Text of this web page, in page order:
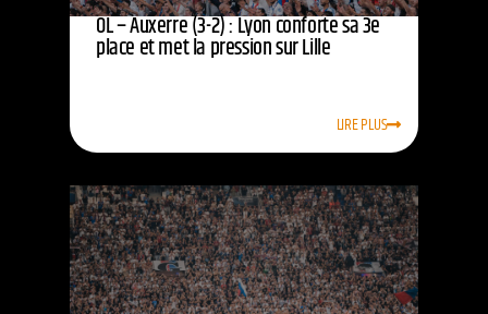
OL – Auxerre (3-2) : Lyon conforte sa 3e
place et met la pression sur Lille
LIRE PLUS